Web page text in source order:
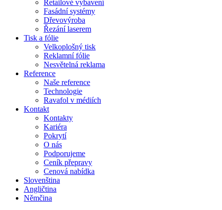
Retailové vybavení
Fasádní systémy
Dřevovýroba
Řezání laserem
Tisk a fólie
Velkoplošný tisk
Reklamní fólie
Nesvětelná reklama
Reference
Naše reference
Technologie
Ravafol v médiích
Kontakt
Kontakty
Kariéra
Pokrytí
O nás
Podporujeme
Ceník přepravy
Cenová nabídka
Slovenština
Angličtina
Němčina